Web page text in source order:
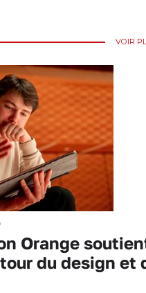
VOIR
Orange
du design et